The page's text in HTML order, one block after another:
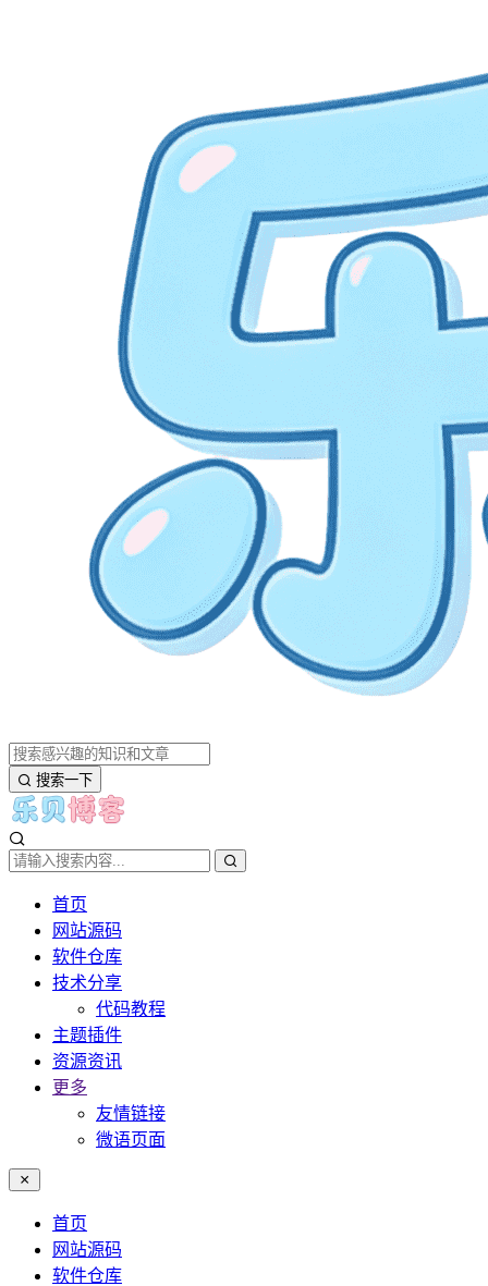
搜索一下
首页
网站源码
软件仓库
技术分享
代码教程
主题插件
资源资讯
更多
友情链接
微语页面
首页
网站源码
软件仓库